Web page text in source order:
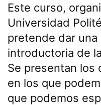
Este curso,
Universidad
pretende dar una
introductoria de
Se presentan
en los que
que podemos